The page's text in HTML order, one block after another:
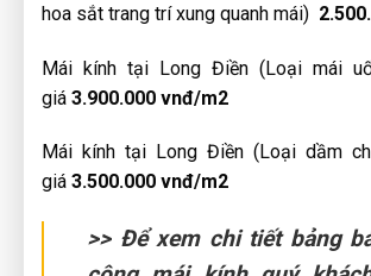
hoa sắt trang trí xung quanh mái)
Mái kính tại Long Điền (Loại mái
giá 3.900.000 vnđ/m2
Mái kính tại Long Điền (Loại dầm
giá 3.500.000 vnđ/m2
>> Để xem chi tiết bảng